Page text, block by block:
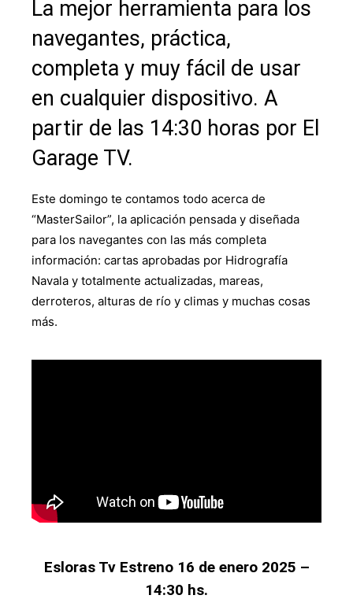
La mejor herramienta para los
navegantes, práctica,
completa y muy fácil de usar
en cualquier dispositivo. A
partir de las 14:30 horas por El
Garage TV.
Este domingo te contamos todo acerca de
“MasterSailor”, la aplicación pensada y diseñada
para los navegantes con las más completa
información: cartas aprobadas por Hidrografía
Navala y totalmente actualizadas, mareas,
derroteros, alturas de río y climas y muchas cosas
más.
Esloras Tv Estreno 16 de enero 2025 –
14:30 hs.